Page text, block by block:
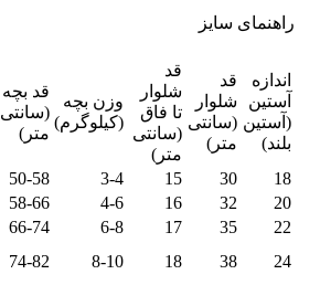
راهنمای سایز
اندازه
آستین
(آستین
بلند)
قد
شلوار
(سانتی
متر)
قد
شلوار
تا فاق
(سانتی
متر)
وزن بچه
(کیلوگرم)
قد بچه
(سانتی
متر)
18
30
15
3-4
50-58
20
32
16
4-6
58-66
22
35
17
6-8
66-74
24
38
18
8-10
74-82